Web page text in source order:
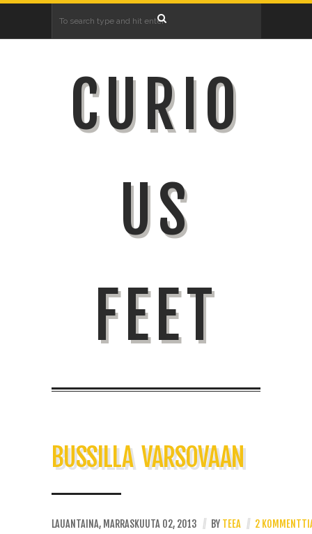
CURIO
US
FEET
BUSSILLA VARSOVAAN
LAUANTAINA, MARRASKUUTA 02, 2013 // BY TEEA // 2